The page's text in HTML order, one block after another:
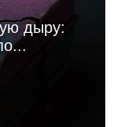
дыру: